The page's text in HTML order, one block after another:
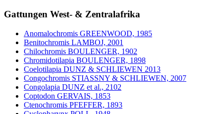
Gattungen West- & Zentralafrika
Anomalochromis GREENWOOD, 1985
Benitochromis LAMBOJ, 2001
Chilochromis BOULENGER, 1902
Chromidotilapia BOULENGER, 1898
Coelotilapia DUNZ & SCHLIEWEN 2013
Congochromis STIASSNY & SCHLIEWEN, 2007
Congolapia DUNZ et al., 2102
Coptodon GERVAIS, 1853
Ctenochromis PFEFFER, 1893